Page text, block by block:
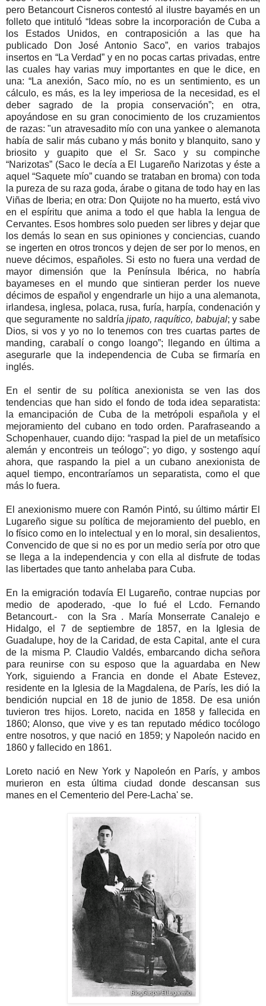
pero Betancourt Cisneros contestó al ilustre bayamés en un
folleto que intituló “Ideas sobre la incorporación de Cuba a
los Estados Unidos, en contraposición a las que ha
publicado Don José Antonio Saco”, en varios trabajos
insertos en “La Verdad” y en no pocas cartas privadas, entre
las cuales hay varias muy importantes en que le dice, en
una: “La anexión, Saco mío, no es un sentimiento, es un
cálculo, es más, es la ley imperiosa de la necesidad, es el
deber sagrado de la propia conservación”; en otra,
apoyándose en su gran conocimiento de los cruzamientos
de razas: "un atravesadito mío con una yankee o alemanota
había de salir más cubano y más bonito y blanquito, sano y
briosito y guapito que el Sr. Saco y su compinche
“Narizotas” (Saco le decía a El Lugareño Narizotas y éste a
aquel “Saquete mío” cuando se trataban en broma) con toda
la pureza de su raza goda, árabe o gitana de todo hay en las
Viñas de Iberia; en otra: Don Quijote no ha muerto, está vivo
en el espíritu que anima a todo el que habla la lengua de
Cervantes. Esos hombres solo pueden ser libres y dejar que
los demás lo sean en sus opiniones y conciencias, cuando
se ingerten en otros troncos y dejen de ser por lo menos, en
nueve décimos, españoles. Si esto no fuera una verdad de
mayor dimensión que la Península Ibérica, no habría
bayameses en el mundo que sintieran perder los nueve
décimos de español y engendrarle un hijo a una alemanota,
irlandesa, inglesa, polaca, rusa, furía, harpía, condenación y
que seguramente no saldría jipato, raquítico, babujal; y sabe
Dios, si vos y yo no lo tenemos con tres cuartas partes de
manding, carabalí o congo loango”; llegando en última a
asegurarle que la independencia de Cuba se firmaría en
inglés.
En el sentir de su política anexionista se ven las dos
tendencias que han sido el fondo de toda idea separatista:
la emancipación de Cuba de la metrópoli española y el
mejoramiento del cubano en todo orden. Parafraseando a
Schopenhauer, cuando dijo: “raspad la piel de un metafísico
alemán y encontreis un teólogo"; yo digo, y sostengo aquí
ahora, que raspando la piel a un cubano anexionista de
aquel tiempo, encontraríamos un separatista, como el que
más lo fuera.
El anexionismo muere con Ramón Pintó, su último mártir El
Lugareño sigue su política de mejoramiento del pueblo, en
lo físico como en lo intelectual y en lo moral, sin desalientos,
Convencido de que si no es por un medio sería por otro que
se llega a la independencia y con ella al disfrute de todas
las libertades que tanto anhelaba para Cuba.
En la emigración todavía El Lugareño, contrae nupcias por
medio de apoderado, -que lo fué el Lcdo. Fernando
Betancourt.- con la Sra . María Monserrate Canalejo e
Hidalgo, el 7 de septiembre de 1857, en la Iglesia de
Guadalupe, hoy de la Caridad, de esta Capital, ante el cura
de la misma P. Claudio Valdés, embarcando dicha señora
para reunirse con su esposo que la aguardaba en New
York, siguiendo a Francia en donde el Abate Estevez,
residente en la Iglesia de la Magdalena, de París, les dió la
bendición nupcial en 18 de junio de 1858. De esa unión
tuvieron tres hijos. Loreto, nacida en 1858 y fallecida en
1860; Alonso, que vive y es tan reputado médico tocólogo
entre nosotros, y que nació en 1859; y Napoleón nacido en
1860 y fallecido en 1861.
Loreto nació en New York y Napoleón en París, y ambos
murieron en esta última ciudad donde descansan sus
manes en el Cementerio del Pere-Lacha' se.